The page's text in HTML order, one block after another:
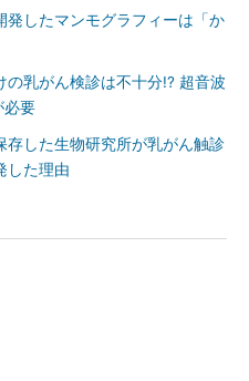
発したマンモグラフィーは「か
の乳がん検診は不十分!? 超音波
必要
存した生物研究所が乳がん触診
した理由